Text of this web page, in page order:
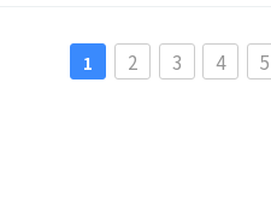
1 2 3 4 5